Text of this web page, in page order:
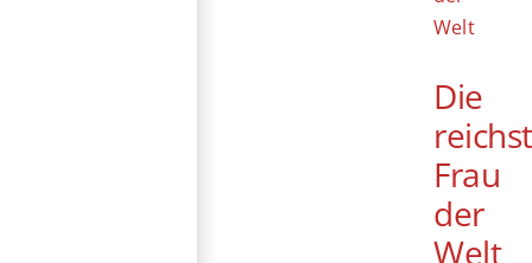
Die
Frau
der
Welt